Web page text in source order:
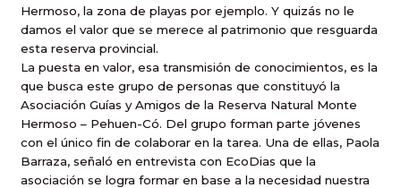
Hermoso, la zona de playas por ejemplo. Y quizás no le
damos el valor que se merece al patrimonio que resguarda
esta reserva provincial.
La puesta en valor, esa transmisión de conocimientos, es la
que busca este grupo de personas que constituyó la
Asociación Guías y Amigos de la Reserva Natural Monte
Hermoso – Pehuen-Có. Del grupo forman parte jóvenes
con el único fin de colaborar en la tarea. Una de ellas, Paola
Barraza, señaló en entrevista con EcoDias que la
asociación se logra formar en base a la necesidad nuestra